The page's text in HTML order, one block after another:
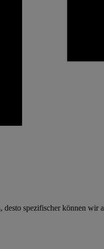
spezifischer können